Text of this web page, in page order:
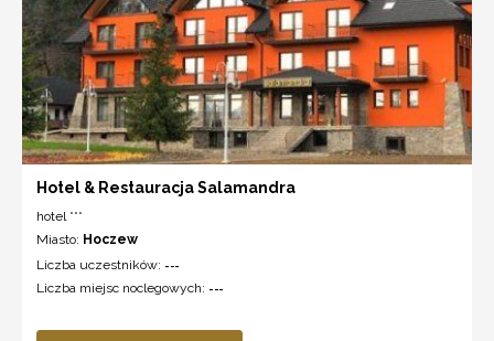
Hotel & Restauracja Salamandra
hotel ***
Miasto: Hoczew
Liczba uczestników: ---
Liczba miejsc noclegowych: ---